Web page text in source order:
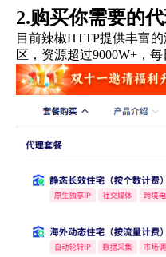
2.购买你需要的
目前辣椒HTTP提供丰富
区，资源超过9000W+，每